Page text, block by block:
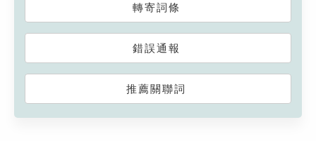
轉寄詞條
錯誤通報
推薦關聯詞